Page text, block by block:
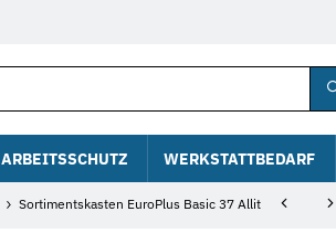
ARBEITSSCHUTZ WERKSTATTBEDARF
Sortimentskasten EuroPlus Basic 37 Allit